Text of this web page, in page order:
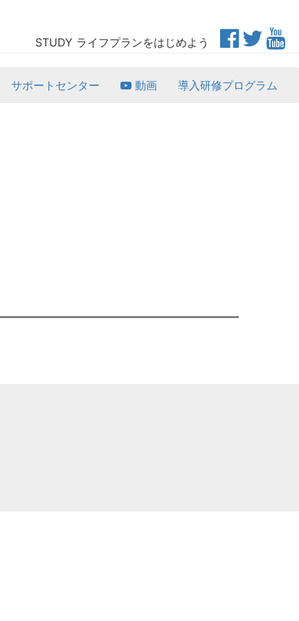
STUDY ライフプランをはじめよう
サポートセンター 動画 導入研修プログラム